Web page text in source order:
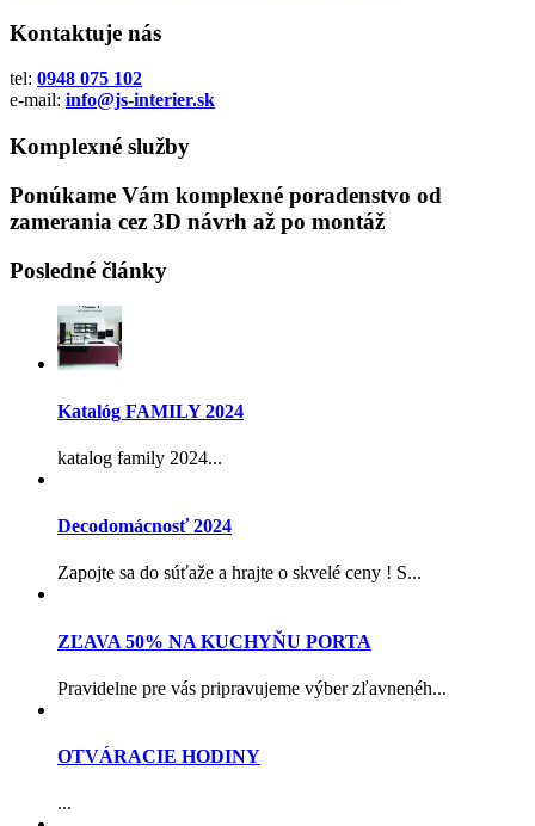
Kontaktuje nás
tel: 0948 075 102
e-mail: info@js-interier.sk
Komplexné služby
Ponúkame Vám komplexné poradenstvo od
zamerania cez 3D návrh až po montáž
Posledné články
Katalóg FAMILY 2024
katalog family 2024...
Decodomácnosť 2024
Zapojte sa do súťaže a hrajte o skvelé ceny ! S...
ZĽAVA 50% NA KUCHYŇU PORTA
Pravidelne pre vás pripravujeme výber zľavnenéh...
OTVÁRACIE HODINY
...